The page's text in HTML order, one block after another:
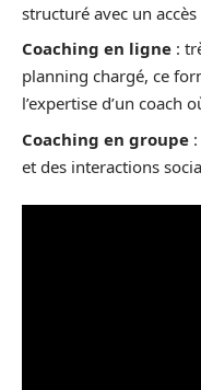
structuré avec un
Coaching en ligne :
planning chargé, ce
l’expertise d’un coach
Coaching en groupe
et des interactions